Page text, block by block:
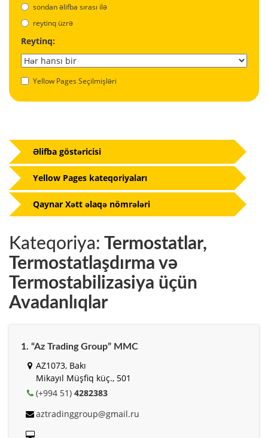
sondan əlifba sırası ilə
reytinq üzrə
Reytinq:
Yellow Pages Seçilmişləri
Kateqoriya: Termostatlar,
Termostatlaşdırma və
Termostabilizasiya üçün
Avadanlıqlar
1. “Az Trading Group” MMC
AZ1073, Bakı
Mikayıl Müşfiq küç., 501
(+994 51) 4282383
aztradinggroup@gmail.ru
Əlifba göstəricisi
Yellow Pages kateqoriyaları
Qaynar Xətt əlaqə nömrələri